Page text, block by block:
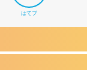
はてブ